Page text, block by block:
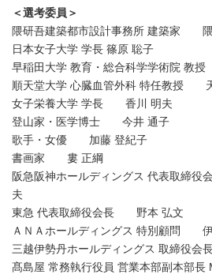
＜選考委
隈研吾建築都市設計事務所 建築家
日本女子大学 学長 篠原 聡子
早稲田大学 教育・総合科学学術院
順天堂大学 心臓血管外科 特任教授
女子栄養大学 学長 香川 明夫
登山家・医学博士 今井 通子
歌手・女優 加藤 登紀子
書画家 婁 正綱
阪急阪神ホールディングス 代表取締
夫
東急 代表取締役会長 野本 弘文
ＡＮＡホールディングス 特別顧問
三越伊勢丹ホールディングス 取締役
髙島屋 常務執行役員 営業本部副本